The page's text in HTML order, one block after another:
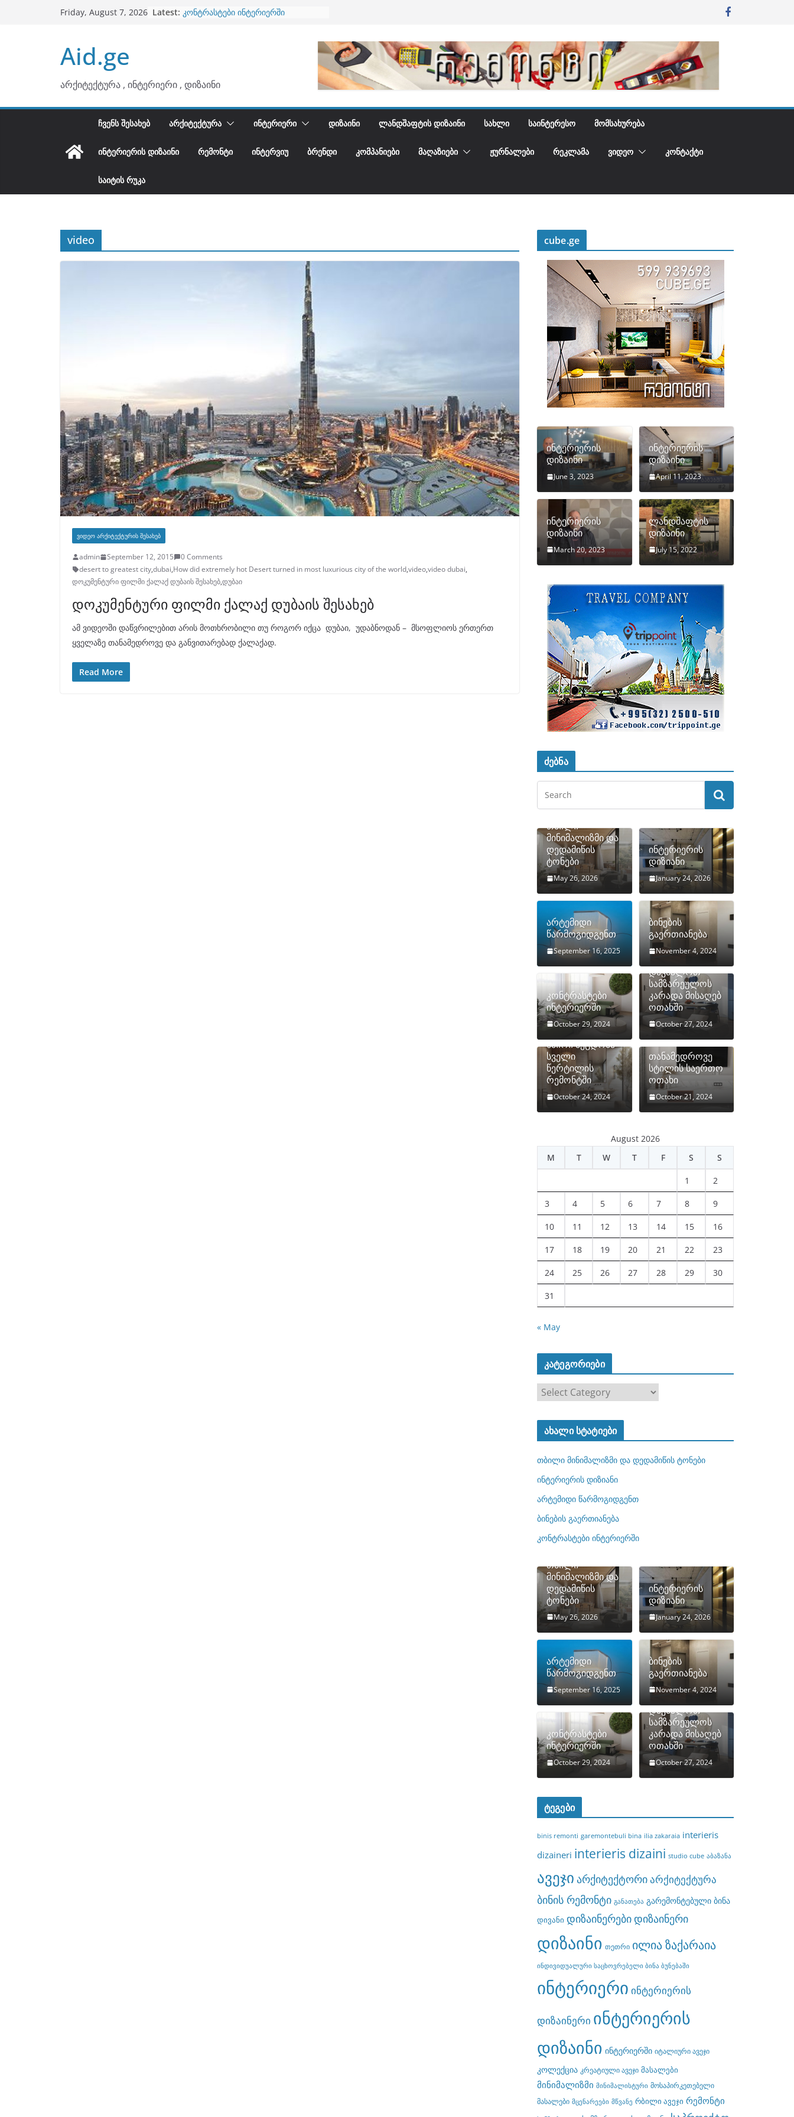
Friday, August 7, 2026 Latest: კონტრასტები ინტერიერში
Aid.ge
არქიტექტურა , ინტერიერი , დიზაინი
ᲩᲕᲔᲜᲡ ᲨᲔᲡᲐᲮᲔᲑ ᲐᲠᲥᲘᲢᲔᲥᲢᲣᲠᲐ ᲘᲜᲢᲔᲠᲘᲔᲠᲘ ᲓᲘᲖᲐᲘᲜᲘ ᲚᲐᲜᲓᲨᲐᲤᲢᲘᲡ ᲓᲘᲖᲐᲘᲜᲘ ᲡᲐᲮᲚᲘ ᲡᲐᲘᲜᲢᲔᲠᲔᲡᲝ ᲛᲝᲛᲡᲐᲮᲣᲠᲔᲑᲐ
ᲘᲜᲢᲔᲠᲘᲔᲠᲘᲡ ᲓᲘᲖᲐᲘᲜᲘ ᲠᲔᲛᲝᲜᲢᲘ ᲘᲜᲢᲔᲠᲕᲘᲣ ᲑᲠᲔᲜᲓᲘ ᲙᲝᲛᲞᲐᲜᲘᲔᲑᲘ ᲛᲐᲦᲐᲖᲘᲔᲑᲘ ᲟᲣᲠᲜᲐᲚᲔᲑᲘ ᲠᲔᲙᲚᲐᲛᲐ ᲕᲘᲓᲔᲝ ᲙᲝᲜᲢᲐᲥᲢᲘ
ᲡᲐᲘᲢᲘᲡ ᲠᲣᲙᲐ
video
ᲕᲘᲓᲔᲝ ᲐᲠᲥᲘᲢᲔᲥᲢᲣᲠᲘᲡ ᲨᲔᲡᲐᲮᲔᲑ
admin September 12, 2015
0 Comments
desert to greatest city,dubai,How did extremely hot Desert turned in most luxurious city of the world,video,video dubai,
დოკუმენტური ფილმი ქალაქ დუბაის შესახებ,დუბაი
დოკუმენტური ფილმი ქალაქ დუბაის შესახებ
ამ ვიდეოში დაწვრილებით არის მოთხრობილი თუ როგორ იქცა დუბაი, უდაბნოდან – მსოფლიოს ერთერთ
ყველაზე თანამედროვე და განვითარებად ქალაქად.
Read More
cube.ge
ინტერიერის
დიზაინი
June 3, 2023
ინტერიერის
დიზაინი
April 11, 2023
ინტერიერის
დიზაინი
March 20, 2023
ლანდშაფტის
დიზაინი
July 15, 2022
ძებნა
თბილი
მინიმალიზმი და
დედამიწის
ტონები
May 26, 2026
ინტერიერის
დიზიანი
January 24, 2026
არტემიდი
წარმოგიდგენთ
September 16, 2025
ბინების
გაერთიანება
November 4, 2024
კონტრასტები
ინტერიერში
October 29, 2024
როგორ
დავმალოთ
სამზარეულოს
კარადა მისაღებ
ოთახში
October 27, 2024
ხშირი შეცდომა
სველი
წერტილის
რემონტში
October 24, 2024
თანამედროვე
სტილის საერთო
ოთახი
October 21, 2024
August 2026
M
T W T F S S
1 2
3 4 5 6 7 8 9
10 11 12 13 14 15 16
17 18 19 20 21 22 23
24 25 26 27 28 29 30
31
« May
კატეგორიები
ტ
ო
რ
ბ
ი
ახალი სტატიები
თბილი მინიმალიზმი და დედამიწის ტონები
ინტერიერის დიზიანი
არტემიდი წარმოგიდგენთ
ბინების გაერთიანება
კონტრასტები ინტერიერში
თბილი
მინიმალიზმი და
დედამიწის
ტონები
May 26, 2026
ინტერიერის
დიზიანი
January 24, 2026
არტემიდი
წარმოგიდგენთ
September 16, 2025
ბინების
გაერთიანება
November 4, 2024
კონტრასტები
ინტერიერში
October 29, 2024
როგორ
დავმალოთ
სამზარეულოს
კარადა მისაღებ
ოთახში
October 27, 2024
ტეგები
binis remonti garemontebuli bina ilia zakaraia interieris
dizaineri interieris dizaini studio cube აბაზანა
ავეჯი არქიტექტორიარქიტექტურა
ბინის რემონტი განათება გარემონტებული ბინა
დივანი დიზაინერებიდიზაინერი
დიზაინი თეთრი ილია ზაქარაია
ინდივიდუალური საცხოვრებელი ბინა ბუნებაში
ინტერიერი ინტერიერის
დიზაინერი ინტერიერის
დიზაინი ინტერიერში იტალიური ავეჯი
კოლექცია კრეატიული ავეჯი მასალები
მინიმალიზმი მინიმალისტური მოსაპირკეთებელი
მასალები მცენარეები მწვანე რბილი ავეჯი რემონტი